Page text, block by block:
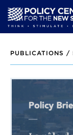
main
content
PUBLICATIONS /